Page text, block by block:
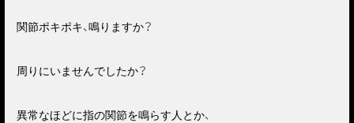
関節ポキポキ、鳴りますか？
周りにいませんでしたか？
異常なほどに指の関節を鳴らす人とか、